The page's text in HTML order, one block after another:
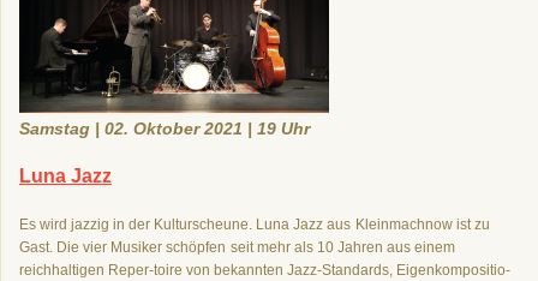
Samstag | 02. Oktober 2021 | 19 Uhr
Luna Jazz
Es wird jazzig in der Kulturscheune. Luna Jazz aus Kleinmachnow ist zu
Gast. Die vier Musiker schöpfen seit mehr als 10 Jahren aus einem
reichhaltigen Reper-toire von bekannten Jazz-Standards, Eigenkompositio-